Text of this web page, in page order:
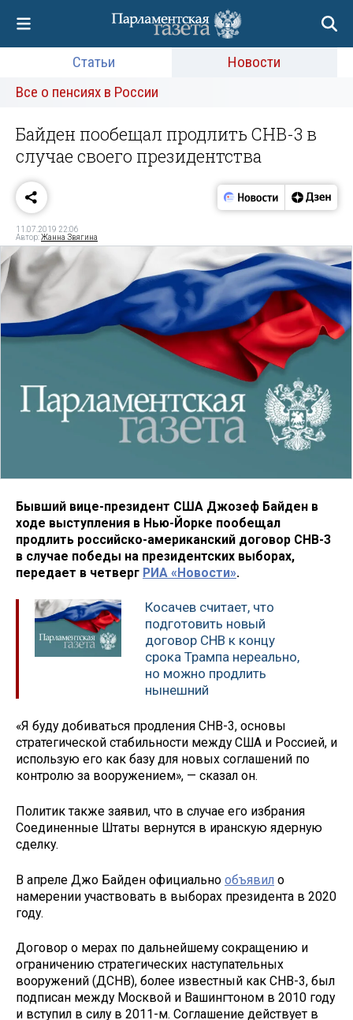
Статьи
Новости
Все о пенсиях в России
Байден пообещал продлить СНВ-3 в
случае своего президентства
11.07.2019 22:06
Автор:Жанна Звягина
Бывший вице-президент США Джозеф Байден в
ходе выступления в Нью-Йорке пообещал
продлить российско-американский договор СНВ-3
в случае победы на президентских выборах,
передает в четверг РИА «Новости».
Косачев считает, что
подготовить новый
договор СНВ к концу
срока Трампа нереально,
но можно продлить
нынешний
«Я буду добиваться продления СНВ-3, основы
стратегической стабильности между США и Россией, и
использую его как базу для новых соглашений по
контролю за вооружением», — сказал он.
Политик также заявил, что в случае его избрания
Соединенные Штаты вернутся в иранскую ядерную
сделку.
В апреле Джо Байден официально объявил о
намерении участвовать в выборах президента в 2020
году.
Договор о мерах по дальнейшему сокращению и
ограничению стратегических наступательных
вооружений (ДСНВ), более известный как СНВ-3, был
подписан между Москвой и Вашингтоном в 2010 году
и вступил в силу в 2011-м. Соглашение действует в